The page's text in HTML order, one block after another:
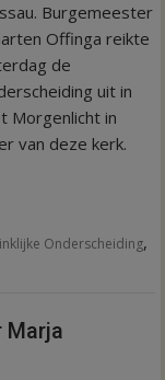
Burgemeester
Offinga reikte
de
uit in
Morgenlicht in
van deze kerk.
Onderscheiding,
Marja